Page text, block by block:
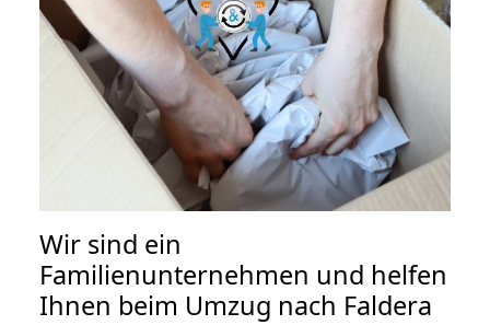
Wir sind ein
Familienunternehmen und helfen
Ihnen beim Umzug nach Faldera